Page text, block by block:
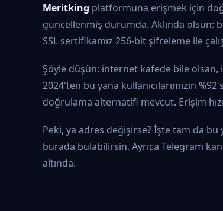
Meritking platformuna erişmek için
güncellenmiş durumda. Aklında olsun:
SSL sertifikamız 256-bit şifreleme ile
Şöyle düşün: internet kafede bile olsan,
2024'ten bu yana kullanıcılarımızın
doğrulama alternatifi mevcut. Erişim
Peki, ya adres değişirse? İşte tam da
burada bulabilirsin. Ayrıca Telegram
altında.